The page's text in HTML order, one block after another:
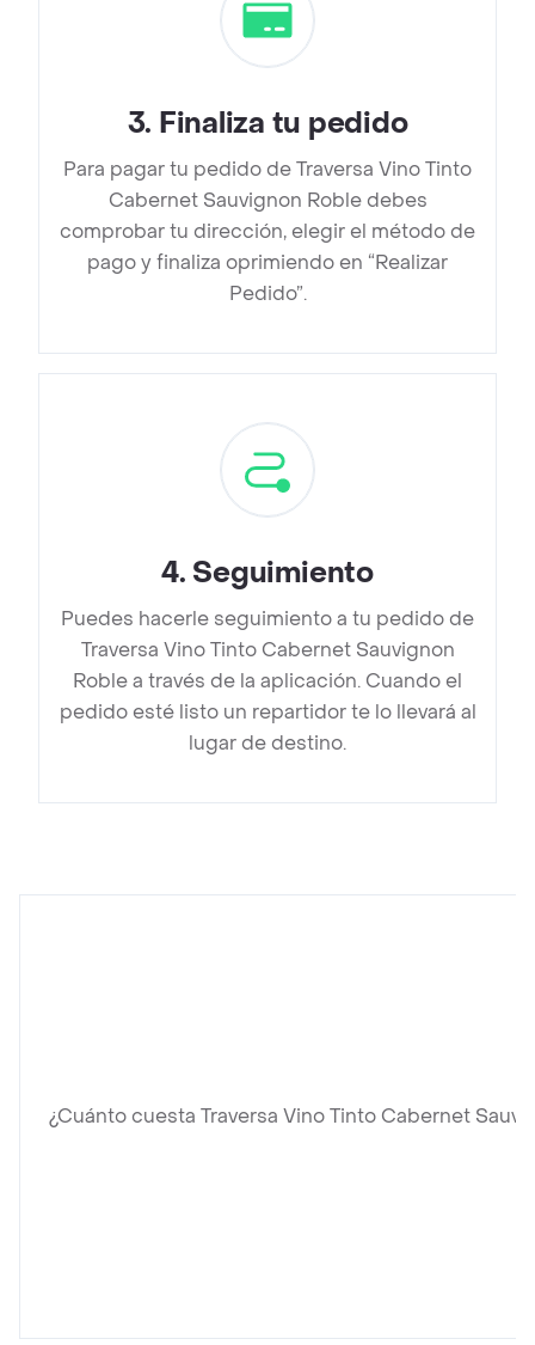
3. Finaliza tu pedido
Para pagar tu pedido de Traversa Vino Tinto
Cabernet Sauvignon Roble debes
comprobar tu dirección, elegir el método de
pago y finaliza oprimiendo en “Realizar
Pedido”.
4. Seguimiento
Puedes hacerle seguimiento a tu pedido de
Traversa Vino Tinto Cabernet Sauvignon
Roble a través de la aplicación. Cuando el
pedido esté listo un repartidor te lo llevará al
lugar de destino.
¿Cuánto cuesta Traversa Vino Tinto Cabernet